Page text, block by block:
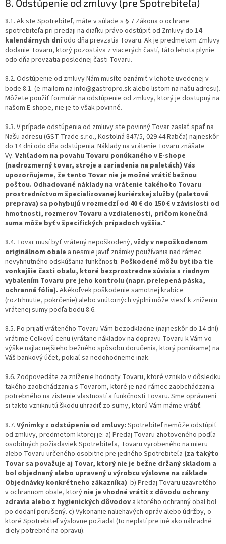
8. Odstúpenie od zmluvy (pre Spotrebiteľa)
8.1. Ak ste Spotrebiteľ, máte v súlade s § 7 Zákona o ochrane
spotrebiteľa pri predaji na diaľku právo odstúpiť od Zmluvy do 14
kalendárnych dníodo dňa prevzatia Tovaru. Ak je predmetom Zmluvy
dodanie Tovaru, ktorý pozostáva z viacerých častí, táto lehota plynie
odo dňa prevzatia poslednej časti Tovaru.
8.2. Odstúpenie od zmluvy Nám musíte oznámiť v lehote uvedenej v
bode 8.1. (e-mailom na info@gastropro.sk alebo listom na našu adresu).
Môžete použiť formulár na odstúpenie od zmluvy, ktorý je dostupný na
našom E-shope, nie je to však povinné.
8.3. V prípade odstúpenia od zmluvy ste povinný Tovar zaslať späť na
Našu adresu (GST Trade s.r.o., Kostolná 847/5, 029 44 Rabča) najneskôr
do 14 dní odo dňa odstúpenia. Náklady na vrátenie Tovaru znášate
Vy. Vzhľadom na povahu Tovaru ponúkaného v E-shope
(nadrozmerný tovar, stroje a zariadenia na paletách) Vás
upozorňujeme, že tento Tovar nie je možné vrátiť bežnou
poštou. Odhadované náklady na vrátenie takéhoto Tovaru
prostredníctvom špecializovanej kuriérskej služby (paletová
preprava) sa pohybujú v rozmedzí od 40 € do 150 € v závislosti od
hmotnosti, rozmerov Tovaru a vzdialenosti, pričom konečná
suma môže byť v špecifických prípadoch vyššia.“
8.4. Tovar musí byť vrátený nepoškodený, vždy v nepoškodenom
originálnom obale a nesmie javiť známky používania nad rámec
nevyhnutného odskúšania funkčnosti. Poškodené môžu byť iba tie
vonkajšie časti obalu, ktoré bezprostredne súvisia s riadnym
vybalením Tovaru pre jeho kontrolu (napr. prelepená páska,
ochranná fólia). Akékoľvek poškodenie samotnej krabice
(roztrhnutie, pokrčenie) alebo vnútorných výplní môže viesť k zníženiu
vrátenej sumy podľa bodu 8.6.
8.5. Po prijatí vráteného Tovaru Vám bezodkladne (najneskôr do 14 dní)
vrátime Celkovú cenu (vrátane nákladov na dopravu Tovaru k Vám vo
výške najlacnejšieho bežného spôsobu doručenia, ktorý ponúkame) na
Váš bankový účet, pokiaľ sa nedohodneme inak.
8.6. Zodpovedáte za zníženie hodnoty Tovaru, ktoré vzniklo v dôsledku
takého zaobchádzania s Tovarom, ktoré je nad rámec zaobchádzania
potrebného na zistenie vlastností a funkčnosti Tovaru. Sme oprávnení
si takto vzniknutú škodu uhradiť zo sumy, ktorú Vám máme vrátiť.
8.7. Výnimky z odstúpenia od zmluvy: Spotrebiteľ nemôže odstúpiť
od zmluvy, predmetom ktorej je: a) Predaj Tovaru zhotoveného podľa
osobitných požiadaviek Spotrebiteľa, Tovaru vyrobeného na mieru
alebo Tovaru určeného osobitne pre jedného Spotrebiteľa (za takýto
Tovar sa považuje aj Tovar, ktorý nie je bežne držaný skladom a
bol objednaný alebo upravený u výrobcu výslovne na základe
Objednávky konkrétneho zákazníka) b) Predaj Tovaru uzavretého
v ochrannom obale, ktorý nie je vhodné vrátiť z dôvodu ochrany
zdravia alebo z hygienických dôvodov a ktorého ochranný obal bol
po dodaní porušený. c) Vykonanie naliehavých opráv alebo údržby, o
ktoré Spotrebiteľ výslovne požiadal (to neplatí pre iné ako náhradné
diely potrebné na opravu).